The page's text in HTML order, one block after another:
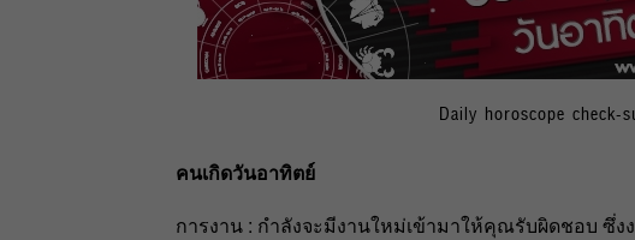
Daily horoscope check-
คนเกิดวันอาทิตย์
การงาน : กำลังจะมีงานใหม่เข้ามาให้คุณรับผิดชอบ ซึ่